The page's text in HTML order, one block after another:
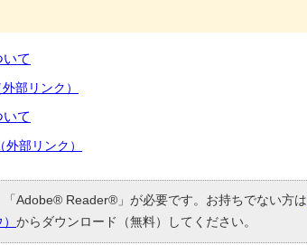
て
外部リンク）
て
（外部リンク）
Adobe® Reader®」が必要です。お持ちでない方は
からダウンロード（無料）してください。